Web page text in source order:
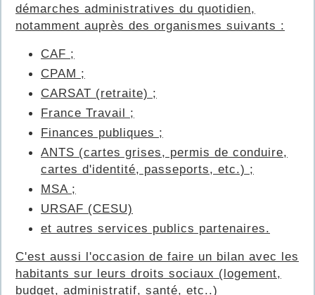
démarches administratives du quotidien,
notamment auprès des organismes suivants :
CAF ;
CPAM ;
CARSAT (retraite) ;
France Travail ;
Finances publiques ;
ANTS (cartes grises, permis de conduire,
cartes d'identité, passeports, etc.) ;
MSA ;
URSAF (CESU)
et autres services publics partenaires.
C'est aussi l'occasion de faire un bilan avec les
habitants sur leurs droits sociaux (logement,
budget, administratif, santé, etc..)